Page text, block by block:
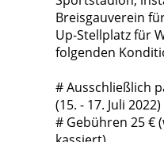
Breisgauverein
Up-Stellplatz für
folgenden
# Ausschließlich
(15. - 17. Juli 2022)
# Gebühren 25 €